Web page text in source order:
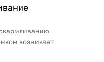
возникает
как для и...